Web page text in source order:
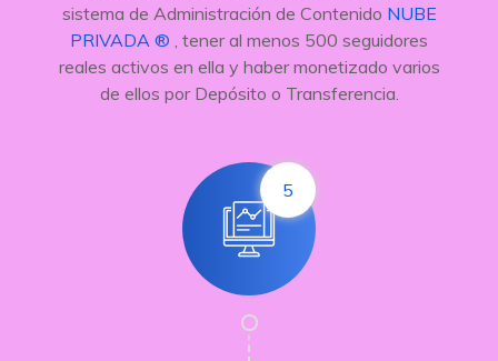
sistema de Administración de Contenido NUBE
PRIVADA ® , tener al menos 500 seguidores
reales activos en ella y haber monetizado varios
de ellos por Depósito o Transferencia.
5